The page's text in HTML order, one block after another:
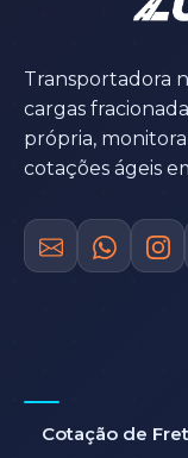
Transportadora
cargas
própria,
cotações ágeis
Cotação de